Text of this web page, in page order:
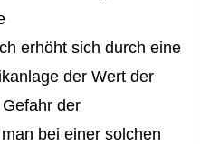
erhöht sich durch eine
der Wert der
der
bei einer solchen